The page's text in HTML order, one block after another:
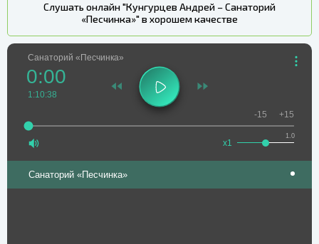
Слушать онлайн "Кунгурцев Андрей – Санаторий
«Песчинка»" в хорошем качестве
Санаторий «Песчинка»
0:00
1:10:38
1.0
x1
-15 +15
Санаторий «Песчинка»